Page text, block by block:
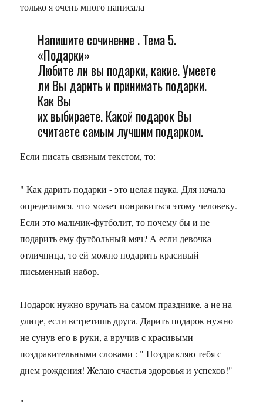
только я очень много написала
Напишите сочинение . Тема 5.
«Подарки»
Любите ли вы подарки, какие. Умеете
ли Вы дарить и принимать подарки.
Как Вы
их выбираете. Какой подарок Вы
считаете самым лучшим подарком.
Если писать связным текстом, то:
" Как дарить подарки - это целая наука. Для начала
определимся, что может понравиться этому человеку.
Если это мальчик-футболит, то почему бы и не
подарить ему футбольный мяч? А если девочка
отличница, то ей можно подарить красивый
письменный набор.
Подарок нужно вручать на самом празднике, а не на
улице, если встретишь друга. Дарить подарок нужно
не сунув его в руки, а вручив с красивыми
поздравительными словами : " Поздравляю тебя с
днем рождения! Желаю счастья здоровья и успехов!"